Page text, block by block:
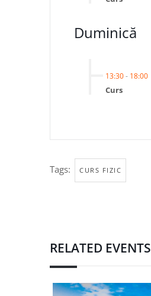
Duminică
13:30- 18:00
Curs
Tags: CURS FIZIC
RELATED EVENTS